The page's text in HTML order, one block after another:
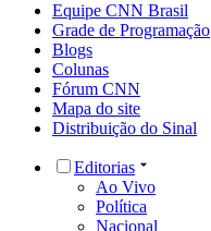
Equipe CNN Brasil
Grade de Programação
Blogs
Colunas
Fórum CNN
Mapa do site
Distribuição do Sinal
Editorias
Ao Vivo
Política
Nacional